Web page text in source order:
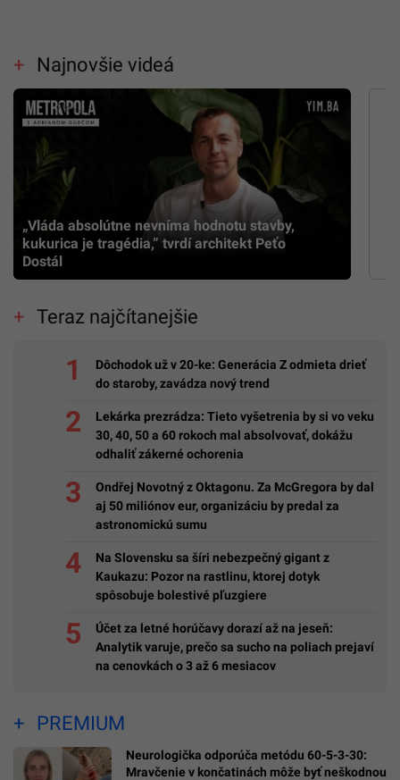
Najnovšie videá
„Vláda absolútne nevníma hodnotu stavby,
kukurica je tragédia,” tvrdí architekt Peťo
Dostál
Teraz najčítanejšie
Dôchodok už v 20-ke: Generácia Z odmieta drieť
do staroby, zavádza nový trend
Lekárka prezrádza: Tieto vyšetrenia by si vo veku
30, 40, 50 a 60 rokoch mal absolvovať, dokážu
odhaliť zákerné ochorenia
Ondřej Novotný z Oktagonu. Za McGregora by dal
aj 50 miliónov eur, organizáciu by predal za
astronomickú sumu
Na Slovensku sa šíri nebezpečný gigant z
Kaukazu: Pozor na rastlinu, ktorej dotyk
spôsobuje bolestivé pľuzgiere
Účet za letné horúčavy dorazí až na jeseň:
Analytik varuje, prečo sa sucho na poliach prejaví
na cenovkách o 3 až 6 mesiacov
PREMIUM
Neurologička odporúča metódu 60-5-3-30:
Mravčenie v končatinách môže byť neškodnou